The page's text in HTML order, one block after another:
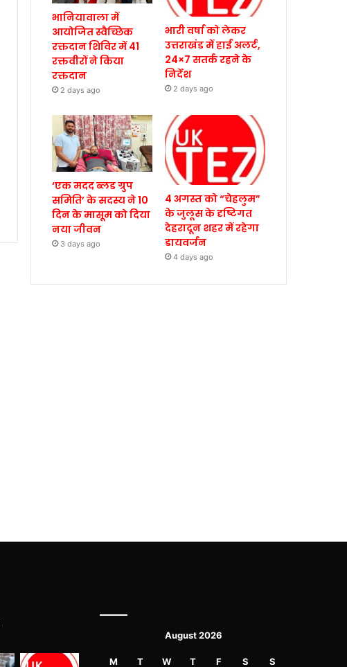
भानियावाला में
आयोजित स्वैच्छिक
रक्तदान शिविर में 41
रक्तवीरों ने किया
रक्तदान
2 days ago
भारी वर्षा को लेकर
उत्तराखंड में हाई अलर्ट,
24×7 सतर्क रहने के
निर्देश
2 days ago
‘एक मदद ब्लड ग्रुप
समिति’ के सदस्य ने 10
दिन के मासूम को दिया
नया जीवन
3 days ago
4 अगस्त को “चेहलुम”
के जुलूस के दृष्टिगत
देहरादून शहर में रहेगा
डायवर्जन
4 days ago
August 2026
M T W T F S S